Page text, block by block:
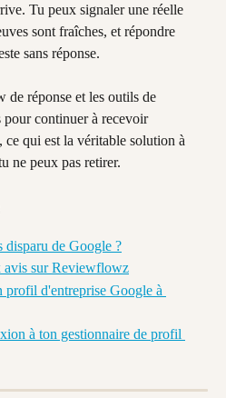
Tu peux signaler une réelle
sont fraîches, et répondre
sans réponse.
réponse et les outils de
pour continuer à recevoir
ce qui est la véritable solution à
ne peux pas retirer.
disparu de Google ?
avis sur Reviewflowz
profil d'entreprise Google à
à ton gestionnaire de profil